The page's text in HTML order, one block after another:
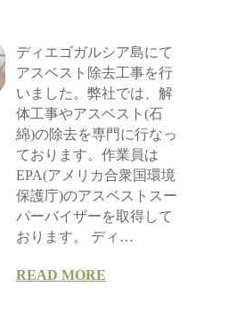
ディエゴガルシア島にて
アスベスト除去工事を行
いました。弊社では、解
体工事やアスベスト(石
綿)の除去を専門に行なっ
ております。作業員は
EPA(アメリカ合衆国環境
保護庁)のアスベストスー
パーバイザーを取得して
おります。 ディ…
READ MORE